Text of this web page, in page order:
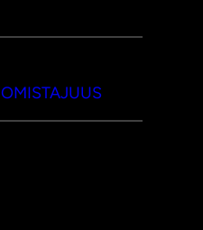
OMISTAJUUS